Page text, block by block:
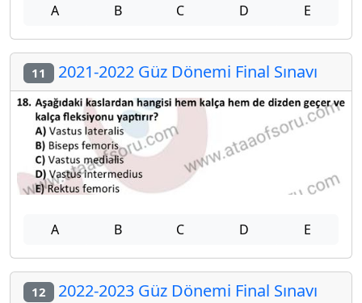
A B C D E
11 2021-2022 Güz Dönemi Final Sınavı
A B C D E
12 2022-2023 Güz Dönemi Final Sınavı